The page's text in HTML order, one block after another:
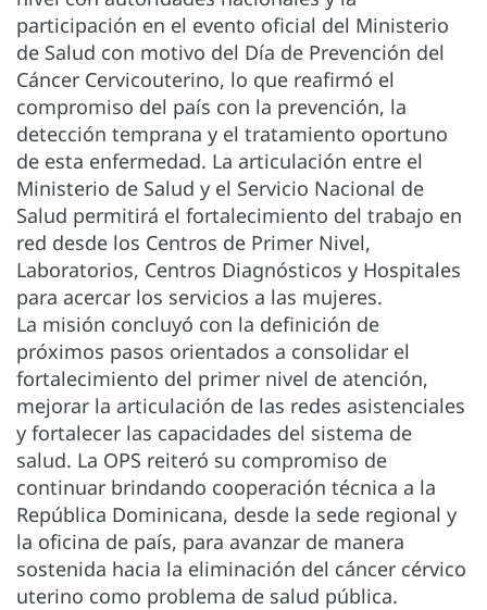
participación en el evento oficial del Ministerio
de Salud con motivo del Día de Prevención del
Cáncer Cervicouterino, lo que reafirmó el
compromiso del país con la prevención, la
detección temprana y el tratamiento oportuno
de esta enfermedad. La articulación entre el
Ministerio de Salud y el Servicio Nacional de
Salud permitirá el fortalecimiento del trabajo en
red desde los Centros de Primer Nivel,
Laboratorios, Centros Diagnósticos y Hospitales
para acercar los servicios a las mujeres.
La misión concluyó con la definición de
próximos pasos orientados a consolidar el
fortalecimiento del primer nivel de atención,
mejorar la articulación de las redes asistenciales
y fortalecer las capacidades del sistema de
salud. La OPS reiteró su compromiso de
continuar brindando cooperación técnica a la
República Dominicana, desde la sede regional y
la oficina de país, para avanzar de manera
sostenida hacia la eliminación del cáncer cérvico
uterino como problema de salud pública.